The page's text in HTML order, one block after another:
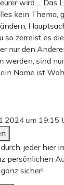
wird…. Das
kein Thema,
so zerreist es
nur den
sind
Name ist
um 19:15
jeder hier
persönlichen
sicher!